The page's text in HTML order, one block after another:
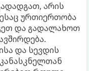
არის
ურთიერთობა
და გადალახოთ
და სევდის